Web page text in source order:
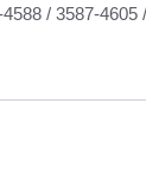
/ 3587-4605